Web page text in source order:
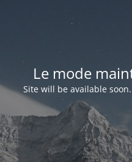
Le mode
Site will be available